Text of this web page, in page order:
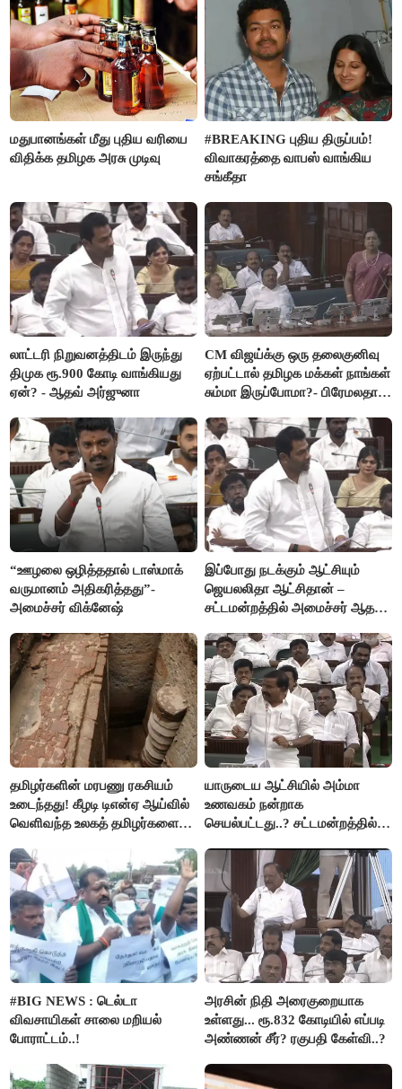
மதுபானங்கள் மீது புதிய வரியை
விதிக்க தமிழக அரசு முடிவு
#BREAKING புதிய திருப்பம்!
விவாகரத்தை வாபஸ் வாங்கிய
சங்கீதா
லாட்டரி நிறுவனத்திடம் இருந்து
திமுக ரூ.900 கோடி வாங்கியது
ஏன்? - ஆதவ் அர்ஜுனா
CM விஜய்க்கு ஒரு தலைகுனிவு
ஏற்பட்டால் தமிழக மக்கள் நாங்கள்
சும்மா இருப்போமா?- பிரேமலதா
“ஊழலை ஒழித்ததால் டாஸ்மாக்
வருமானம் அதிகரித்தது”-
அமைச்சர் விக்னேஷ்
இப்போது நடக்கும் ஆட்சியும்
ஜெயலலிதா ஆட்சிதான் –
சட்டமன்றத்தில் அமைச்சர் ஆதவ்
தமிழர்களின் மரபணு ரகசியம்
உடைந்தது! கீழடி டிஎன்ஏ ஆய்வில்
வெளிவந்த உலகத் தமிழர்களை
யாருடைய ஆட்சியில் அம்மா
உணவகம் நன்றாக
செயல்பட்டது..? சட்டமன்றத்தில்
#BIG NEWS : டெல்டா
விவசாயிகள் சாலை மறியல்
போராட்டம்..!
அரசின் நிதி அரைகுறையாக
உள்ளது... ரூ.832 கோடியில் எப்படி
அண்ணன் சீர்? ரகுபதி கேள்வி..?